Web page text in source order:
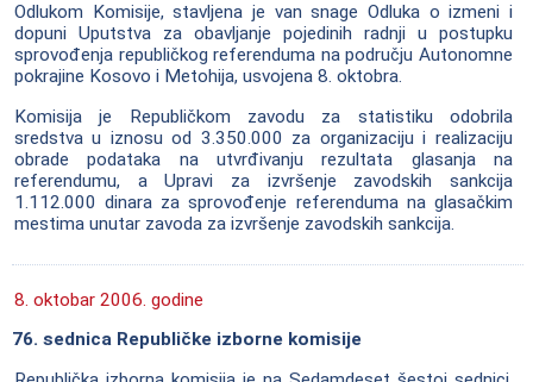
Odlukom Komisije, stavljena je van snage Odluka o izmeni i
dopuni Uputstva za obavljanje pojedinih radnji u postupku
sprovođenja republičkog referenduma na području Autonomne
pokrajine Kosovo i Metohija, usvojena 8. oktobra.
Komisija je Republičkom zavodu za statistiku odobrila
sredstva u iznosu od 3.350.000 za organizaciju i realizaciju
obrade podataka na utvrđivanju rezultata glasanja na
referendumu, a Upravi za izvršenje zavodskih sankcija
1.112.000 dinara za sprovođenje referenduma na glasačkim
mestima unutar zavoda za izvršenje zavodskih sankcija.
8. oktobar 2006. godine
76. sednica Republičke izborne komisije